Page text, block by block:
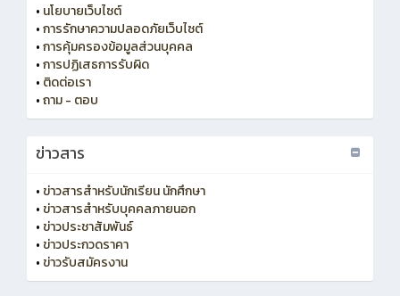
• นโยบายเว็บไซต์
•การรักษาความปลอดภัยเว็บไซต์
•การคุ้มครองข้อมูลส่วนบุคคล
•การปฏิเสธการรับผิด
• ติดต่อเรา
•ถาม - ตอบ
ข่าวสาร
• ข่าวสารสำหรับนักเรียน นักศึกษา
• ข่าวสารสำหรับบุคคลภายนอก
• ข่าวประชาสัมพันธ์
• ข่าวประกวดราคา
• ข่าวรับสมัครงาน